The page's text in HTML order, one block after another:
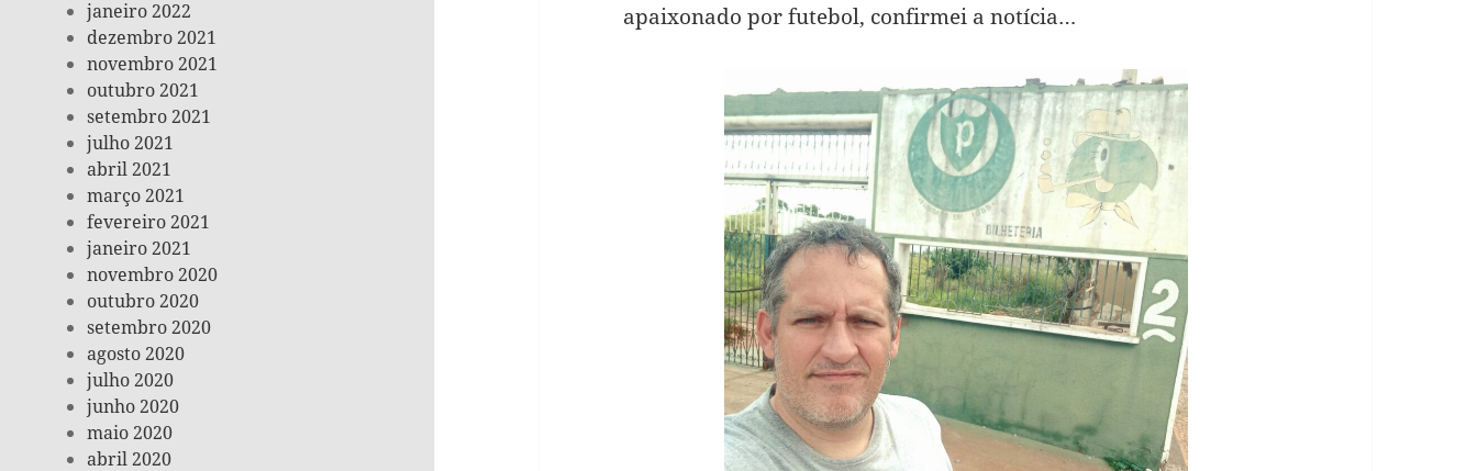
janeiro 2022
dezembro 2021
novembro 2021
outubro 2021
setembro 2021
julho 2021
abril 2021
março 2021
fevereiro 2021
janeiro 2021
novembro 2020
outubro 2020
setembro 2020
agosto 2020
julho 2020
junho 2020
maio 2020
abril 2020
apaixonado por futebol, confirmei a notícia…